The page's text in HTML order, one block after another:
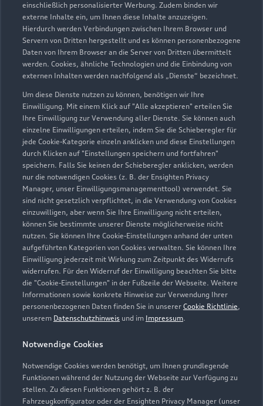
einschließlich personalisierter Werbung. Zudem binden wir
externe Inhalte ein, um Ihnen diese Inhalte anzuzeigen.
Hierdurch werden Verbindungen zwischen Ihrem Browser und
Servern von Dritten hergestellt und es können personenbezogene
Daten von Ihrem Browser an die Server von Dritten übermittelt
werden. Cookies, ähnliche Technologien und die Einbindung von
externen Inhalten werden nachfolgend als „Dienste“ bezeichnet.
Um diese Dienste nutzen zu können, benötigen wir Ihre
Einwilligung. Mit einem Klick auf "Alle akzeptieren" erteilen Sie
Ihre Einwilligung zur Verwendung aller Dienste. Sie können auch
einzelne Einwilligungen erteilen, indem Sie die Schieberegler für
jede Cookie-Kategorie einzeln anklicken und diese Einstellungen
durch Klicken auf "Einstellungen speichern und fortfahren"
speichern. Falls Sie keinen der Schieberegler anklicken, werden
nur die notwendigen Cookies (z. B. der Ensighten Privacy
Manager, unser Einwilligungsmanagementtool) verwendet. Sie
sind nicht gesetzlich verpflichtet, in die Verwendung von Cookies
einzuwilligen, aber wenn Sie Ihre Einwilligung nicht erteilen,
können Sie bestimmte unserer Dienste möglicherweise nicht
nutzen. Sie können Ihre Cookie-Einstellungen anhand der unten
aufgeführten Kategorien von Cookies verwalten. Sie können Ihre
Einwilligung jederzeit mit Wirkung zum Zeitpunkt des Widerrufs
widerrufen. Für den Widerruf der Einwilligung beachten Sie bitte
die "Cookie-Einstellungen" in der Fußzeile der Webseite. Weitere
Informationen sowie konkrete Hinweise zur Verwendung Ihrer
personenbezogenen Daten finden Sie in unserer Cookie Richtlinie,
unserem Datenschutzhinweis und im Impressum.
Notwendige Cookies
Notwendige Cookies werden benötigt, um Ihnen grundlegende
Funktionen während der Nutzung der Webseite zur Verfügung zu
stellen. Zu diesen Funktionen gehört z. B. der
Fahrzeugkonfigurator oder der Ensighten Privacy Manager (unser
Leimbacher Straße 120
36433 Bad Salzungen
03695 556060
audi@schulz-straube.de
Kontaktdaten herunterladen
Öffnungszeiten
Verkauf
Geschlossen,öffnet amFreitag 08:00
Service
Geschlossen,öffnet am Freitag 07:00